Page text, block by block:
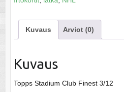
määrä
Kuvaus Arviot (0)
Kuvaus
Topps Stadium Club Finest 3/12